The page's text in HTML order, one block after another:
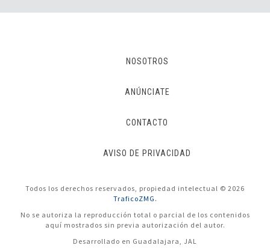
NOSOTROS
ANÚNCIATE
CONTACTO
AVISO DE PRIVACIDAD
Todos los derechos reservados, propiedad intelectual © 2026
TraficoZMG.
No se autoriza la reproducción total o parcial de los contenidos
aquí mostrados sin previa autorización del autor.
Desarrollado en Guadalajara, JAL